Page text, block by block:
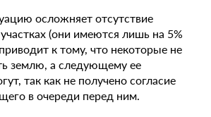
осложняет отсутствие
(они имеются лишь на 5%
к тому, что некоторые не
землю, а следующему ее
так как не получено согласие
в очереди перед ним.